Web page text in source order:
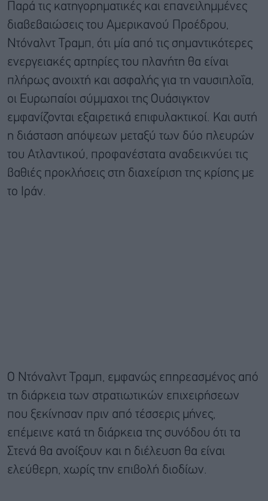
Παρά τις κατηγορηματικές και επανειλημμένες
διαβεβαιώσεις του Αμερικανού Προέδρου,
Ντόναλντ Τραμπ, ότι μία από τις σημαντικότερες
ενεργειακές αρτηρίες του πλανήτη θα είναι
πλήρως ανοιχτή και ασφαλής για τη ναυσιπλοΐα,
οι Ευρωπαίοι σύμμαχοι της Ουάσιγκτον
εμφανίζονται εξαιρετικά επιφυλακτικοί. Και αυτή
η διάσταση απόψεων μεταξύ των δύο πλευρών
του Ατλαντικού, προφανέστατα αναδεικνύει τις
βαθιές προκλήσεις στη διαχείριση της κρίσης με
το Ιράν.
Ο Ντόναλντ Τραμπ, εμφανώς επηρεασμένος από
τη διάρκεια των στρατιωτικών επιχειρήσεων
που ξεκίνησαν πριν από τέσσερις μήνες,
επέμεινε κατά τη διάρκεια της συνόδου ότι τα
Στενά θα ανοίξουν και η διέλευση θα είναι
ελεύθερη, χωρίς την επιβολή διοδίων.